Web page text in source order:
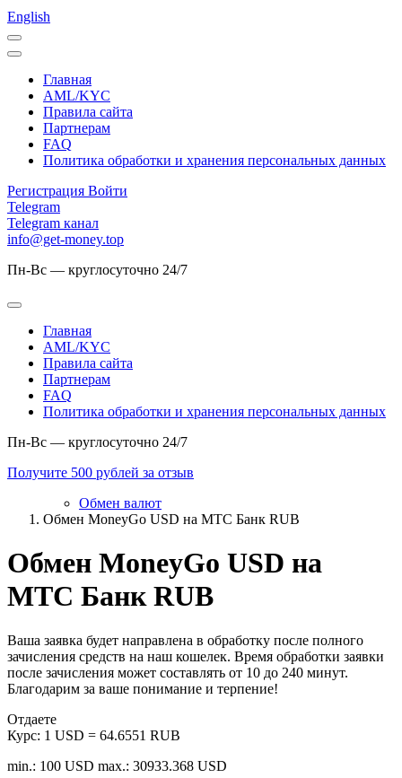
English
Главная
AML/KYC
Правила сайта
Партнерам
FAQ
Политика обработки и хранения персональных данных
Регистрация Войти
Telegram
Telegram канал
info@get-money.top
Пн-Вс — круглосуточно 24/7
Главная
AML/KYC
Правила сайта
Партнерам
FAQ
Политика обработки и хранения персональных данных
Пн-Вс — круглосуточно 24/7
Получите 500 рублей за отзыв
Обмен валют
Обмен MoneyGo USD на МТС Банк RUB
Обмен MoneyGo USD на
МТС Банк RUB
Ваша заявка будет направлена в обработку после полного
зачисления средств на наш кошелек. Время обработки заявки
после зачисления может составлять от 10 до 240 минут.
Благодарим за ваше понимание и терпение!
Отдаете
Курс: 1 USD = 64.6551 RUB
min.: 100 USD max.: 30933.368 USD